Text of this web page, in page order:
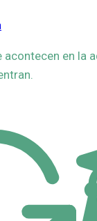
en la